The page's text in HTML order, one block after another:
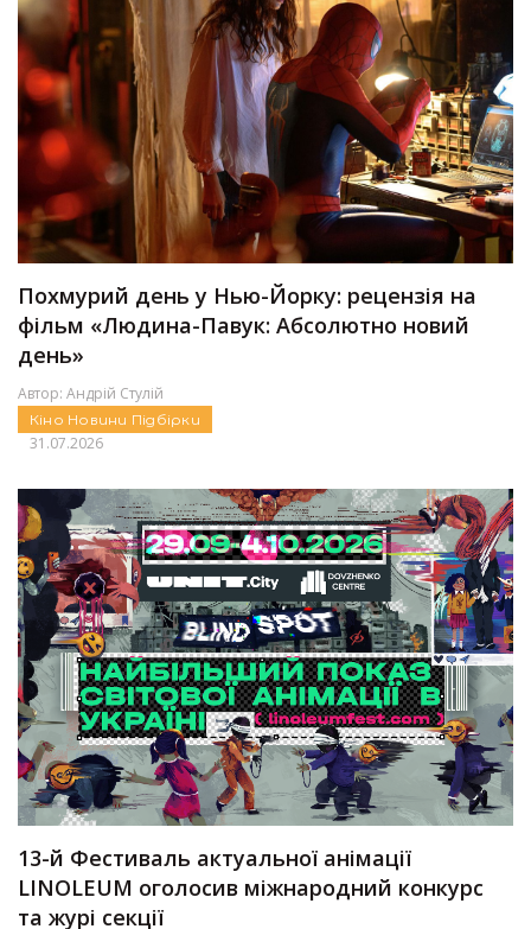
Похмурий день у Нью-Йорку: рецензія на
фільм «Людина-Павук: Абсолютно новий
день»
Автор: Андрій Стулій
Кіно Новини Підбірки
31.07.2026
13-й Фестиваль актуальної анімації
LINOLEUM оголосив міжнародний конкурс
та журі секції